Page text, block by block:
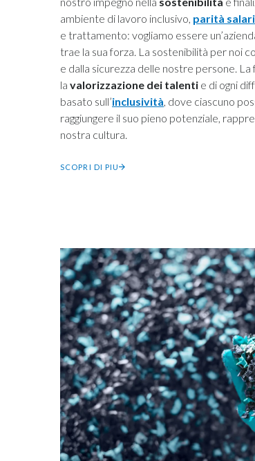
ambiente di lavoro inclusivo, parità
e trattamento: vogliamo essere
trae la sua forza. La sostenibilità per noi
e dalla sicurezza delle nostre persone.
la valorizzazione dei talenti e di ogni
basato sull’inclusività, dove ciascuno
raggiungere il suo pieno potenziale,
nostra cultura.
SCOPRI DI PIU